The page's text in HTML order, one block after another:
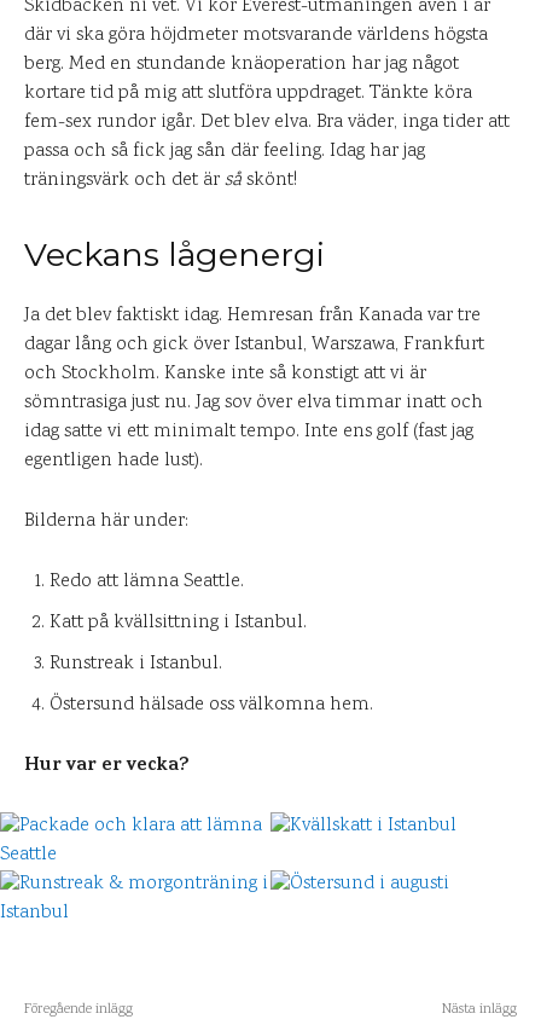
Skidbacken ni vet. Vi kör Everest-utmaningen även i år
där vi ska göra höjdmeter motsvarande världens högsta
berg. Med en stundande knäoperation har jag något
kortare tid på mig att slutföra uppdraget. Tänkte köra
fem-sex rundor igår. Det blev elva. Bra väder, inga tider att
passa och så fick jag sån där feeling. Idag har jag
träningsvärk och det ärsåskönt!
Veckans lågenergi
Ja det blev faktiskt idag. Hemresan från Kanada var tre
dagar lång och gick över Istanbul, Warszawa, Frankfurt
och Stockholm. Kanske inte så konstigt att vi är
sömntrasiga just nu. Jag sov över elva timmar inatt och
idag satte vi ett minimalt tempo. Inte ens golf (fast jag
egentligen hade lust).
Bilderna här under:
Redo att lämna Seattle.
Katt på kvällsittning i Istanbul.
Runstreak i Istanbul.
Östersund hälsade oss välkomna hem.
Hur var er vecka?
Föregående inlägg Nästa inlägg